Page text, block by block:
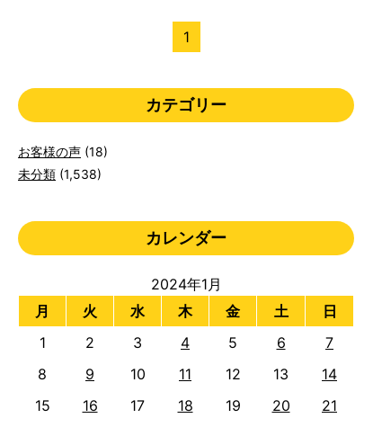
1
カテゴリー
お客様の声 (18)
未分類 (1,538)
カレンダー
2024年1月
月
火 水 木 金 土 日
1 2 3 4 5 6
7
8
9 10 11 12 13
14
15
16 17 18 19 20
21